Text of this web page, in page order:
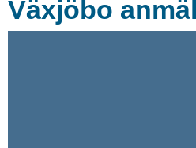
Växjöbo